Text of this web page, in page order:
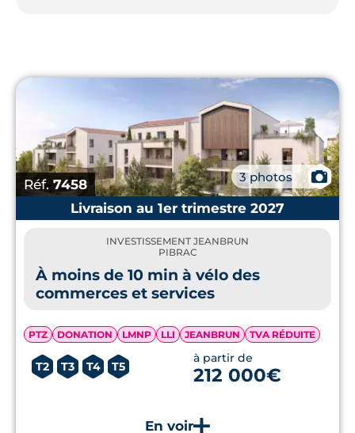
Réf. 7458 3 photos
📷
Livraison au 1er trimestre 2027
INVESTISSEMENT JEANBRUN
PIBRAC
À moins de 10 min à vélo des
commerces et services
PTZ DONATION LMNP LLI JEANBRUN TVA RÉDUITE
T2 T3 T4 T5
à partir de
212 000€